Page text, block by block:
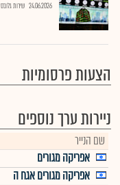
24.06.2026 שירות גלובס
הצעות פרסומיות
ניירות ערך נוספים
שם הנייר
אפריקה מגורים
אפריקה מגורים אגח ה